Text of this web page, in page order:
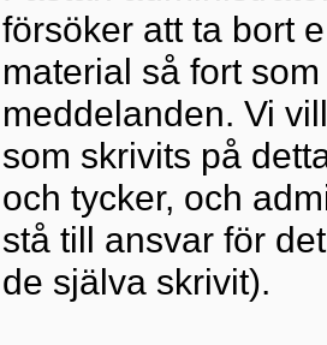
försöker att ta bort
material så fort
meddelanden. Vi
som skrivits på
och tycker, och
stå till ansvar för
de själva skrivit).